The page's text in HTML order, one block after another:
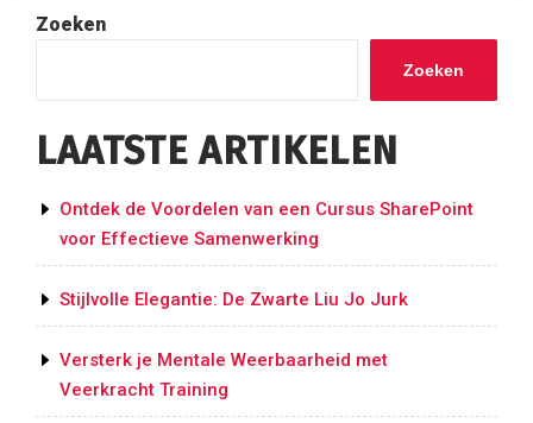
Papendal”
Zoeken
Zoeken
LAATSTE ARTIKELEN
Ontdek de Voordelen van een Cursus SharePoint
voor Effectieve Samenwerking
Stijlvolle Elegantie: De Zwarte Liu Jo Jurk
Versterk je Mentale Weerbaarheid met
Veerkracht Training